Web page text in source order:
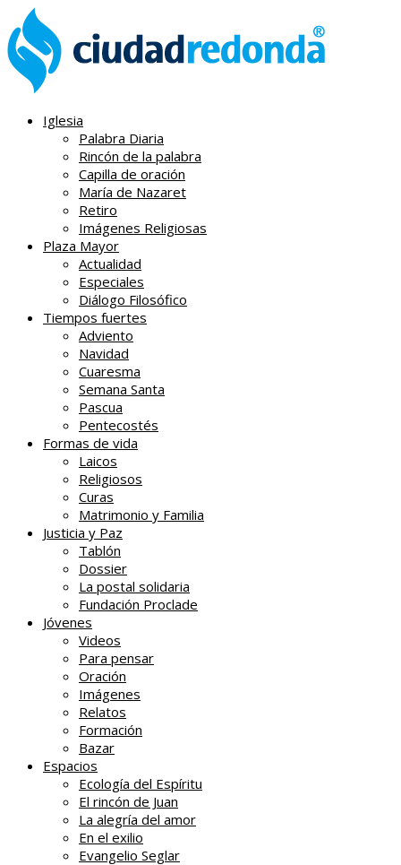
Iglesia
Palabra Diaria
Rincón de la palabra
Capilla de oración
María de Nazaret
Retiro
Imágenes Religiosas
Plaza Mayor
Actualidad
Especiales
Diálogo Filosófico
Tiempos fuertes
Adviento
Navidad
Cuaresma
Semana Santa
Pascua
Pentecostés
Formas de vida
Laicos
Religiosos
Curas
Matrimonio y Familia
Justicia y Paz
Tablón
Dossier
La postal solidaria
Fundación Proclade
Jóvenes
Videos
Para pensar
Oración
Imágenes
Relatos
Formación
Bazar
Espacios
Ecología del Espíritu
El rincón de Juan
La alegría del amor
En el exilio
Evangelio Seglar